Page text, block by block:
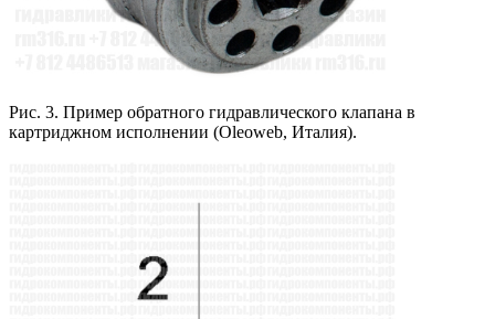
Рис. 3. Пример обратного гидравлического клапана в
картриджном исполнении (Oleoweb, Италия).